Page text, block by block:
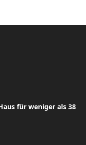
für weniger als 38